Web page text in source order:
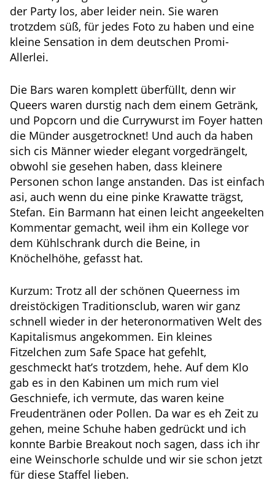
der Party los, aber leider nein. Sie waren
trotzdem süß, für jedes Foto zu haben und eine
kleine Sensation in dem deutschen Promi-
Allerlei.
Die Bars waren komplett überfüllt, denn wir
Queers waren durstig nach dem einem Getränk,
und Popcorn und die Currywurst im Foyer hatten
die Münder ausgetrocknet! Und auch da haben
sich cis Männer wieder elegant vorgedrängelt,
obwohl sie gesehen haben, dass kleinere
Personen schon lange anstanden. Das ist einfach
asi, auch wenn du eine pinke Krawatte trägst,
Stefan. Ein Barmann hat einen leicht angeekelten
Kommentar gemacht, weil ihm ein Kollege vor
dem Kühlschrank durch die Beine, in
Knöchelhöhe, gefasst hat.
Kurzum: Trotz all der schönen Queerness im
dreistöckigen Traditionsclub, waren wir ganz
schnell wieder in der heteronormativen Welt des
Kapitalismus angekommen. Ein kleines
Fitzelchen zum Safe Space hat gefehlt,
geschmeckt hat’s trotzdem, hehe. Auf dem Klo
gab es in den Kabinen um mich rum viel
Geschniefe, ich vermute, das waren keine
Freudentränen oder Pollen. Da war es eh Zeit zu
gehen, meine Schuhe haben gedrückt und ich
konnte Barbie Breakout noch sagen, dass ich ihr
eine Weinschorle schulde und wir sie schon jetzt
für diese Staffel lieben.